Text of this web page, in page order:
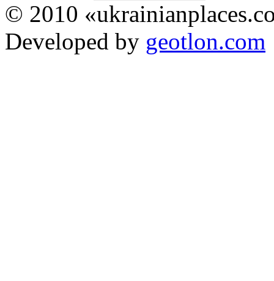
© 2010
Developed by geotlon.com